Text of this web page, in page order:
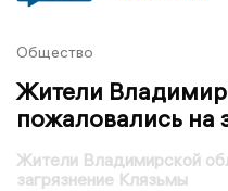
Общество
Жители
пожаловались на
Жители Владимирской
загрязнение Клязьмы